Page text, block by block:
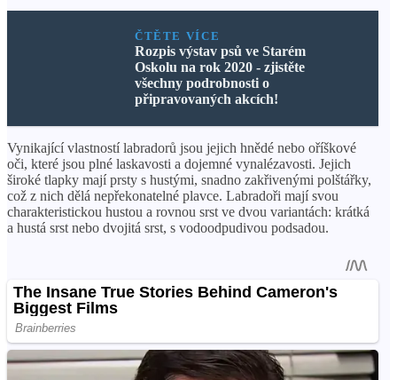
ČTĚTE VÍCE
Rozpis výstav psů ve Starém
Oskolu na rok 2020 - zjistěte
všechny podrobnosti o
připravovaných akcích!
Vynikající vlastností labradorů jsou jejich hnědé nebo oříškové
oči, které jsou plné laskavosti a dojemné vynalézavosti. Jejich
široké tlapky mají prsty s hustými, snadno zakřivenými polštářky,
což z nich dělá nepřekonatelné plavce. Labradoři mají svou
charakteristickou hustou a rovnou srst ve dvou variantách: krátká
a hustá srst nebo dvojitá srst, s vodoodpudivou podsadou.